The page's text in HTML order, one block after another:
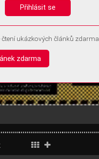
Přihlásit se
čtení ukázkových článků zdarma
zdarma